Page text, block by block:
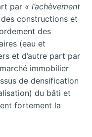
par « l’achèvement
des constructions et
des
(eau et
et d’autre part par
immobilier
de densification
du bâti et
fortement la